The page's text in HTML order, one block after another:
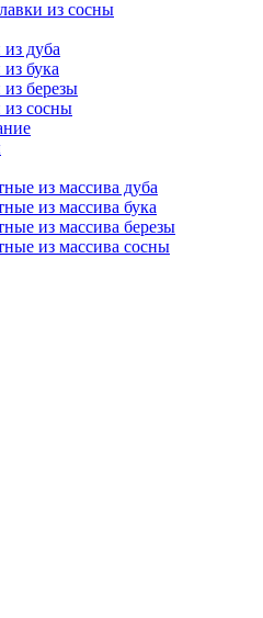
из сосны
дуба
бука
березы
из сосны
из массива дуба
из массива бука
из массива березы
из массива сосны